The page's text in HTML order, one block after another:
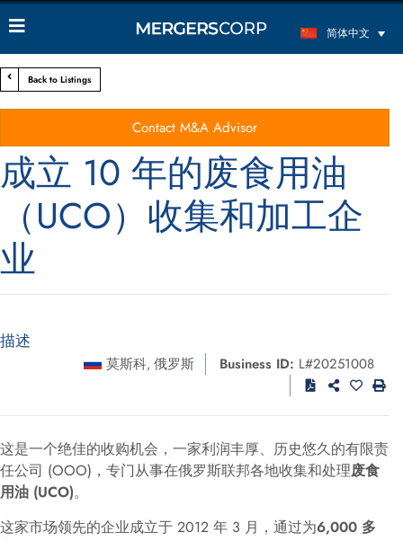
简体中文
Back to Listings
Contact M&A Advisor
成立 10 年的废食用油
（UCO）收集和加工企
业
描述
莫斯科, 俄罗斯 Business ID: L#20251008
这是一个绝佳的收购机会，一家利润丰厚、历史悠久的有限责
任公司 (OOO)，专门从事在俄罗斯联邦各地收集和处理废食
用油 (UCO)。
这家市场领先的企业成立于 2012 年 3 月，通过为6,000 多